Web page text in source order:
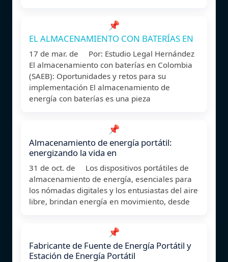
📌
EL ALMACENAMIENTO CON BATERÍAS EN
17 de mar. de Por: Estudio Legal Hernández
El almacenamiento con baterías en Colombia
(SAEB): Oportunidades y retos para su
implementación El almacenamiento de
energía con baterías es una pieza
📌
Almacenamiento de energía portátil:
energizando la vida en
31 de oct. de Los dispositivos portátiles de
almacenamiento de energía, esenciales para
los nómadas digitales y los entusiastas del aire
libre, brindan energía en movimiento, desde
📌
Fabricante de Fuente de Energía Portátil y
Estación de Energía Portátil